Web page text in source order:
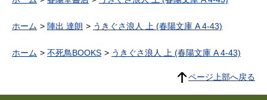
ホーム 陣出 達朗 うきぐさ浪人 上 (春陽文庫 A 4-43)
ホーム 不死鳥BOOKS うきぐさ浪人 上 (春陽文庫 A 4-43)
ページ上部へ戻る